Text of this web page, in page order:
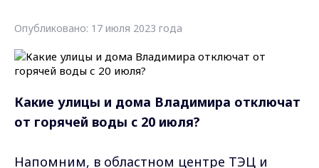
Опубликовано: 17 июля 2023 года
Какие улицы и дома Владимира отключат
от горячей воды с 20 июля?
Напомним, в областном центре ТЭЦ и